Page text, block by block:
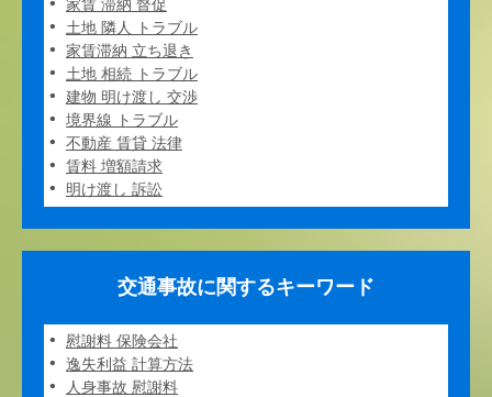
家賃 滞納 督促
土地 隣人 トラブル
家賃滞納 立ち退き
土地 相続 トラブル
建物 明け渡し 交渉
境界線 トラブル
不動産 賃貸 法律
賃料 増額請求
明け渡し 訴訟
交通事故に関するキーワード
慰謝料 保険会社
逸失利益 計算方法
人身事故 慰謝料